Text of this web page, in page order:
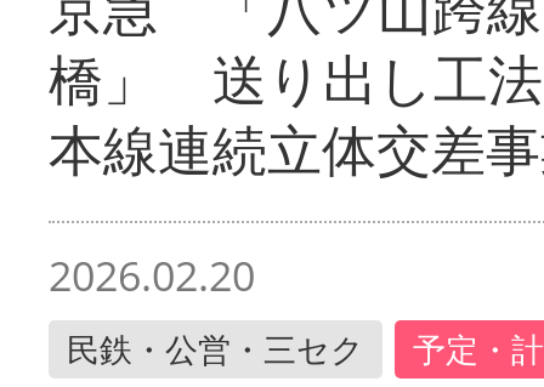
橋」 送り出し工
本線連続立体交差
2026.02.20
民鉄・公営・三セク 予定・